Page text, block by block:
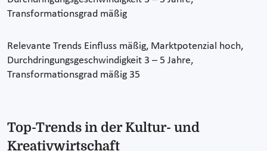
Transformationsgrad mäßig
Relevante Trends Einfluss mäßig, Marktpotenzial hoch,
Durchdringungsgeschwindigkeit 3 – 5 Jahre,
Transformationsgrad mäßig 35
Top-Trends in der Kultur- und
Kreativwirtschaft